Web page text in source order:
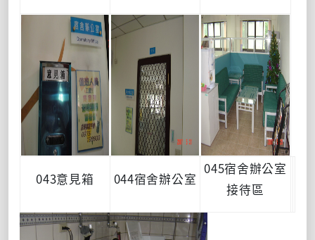
043意見箱 044宿舍辦公室
045宿舍辦公室
接待區